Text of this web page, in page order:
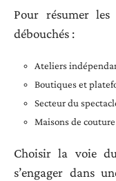
Pour résumer
débouchés :
Ateliers
Boutiques et
Secteur du
Maisons de
Choisir la voie
s’engager dans